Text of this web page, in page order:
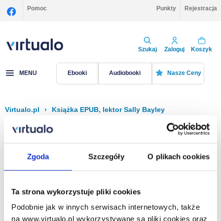
Zgoda Szczegóły O plikach cookies
Ta strona wykorzystuje pliki cookies
Podobnie jak w innych serwisach internetowych, także
na www.virtualo.pl wykorzystywane są pliki cookies oraz
Pomoc Punkty Rejestracja
Szukaj Zaloguj Koszyk
MENU Ebooki Audiobooki Nasze Ceny
Virtualo.pl › Książka EPUB, lektor Sally Bayley
Filtruj Sortuj
Na stronie